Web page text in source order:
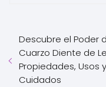
Descubre el Poder
Cuarzo Diente de
Propiedades, Usos y
Cuidados